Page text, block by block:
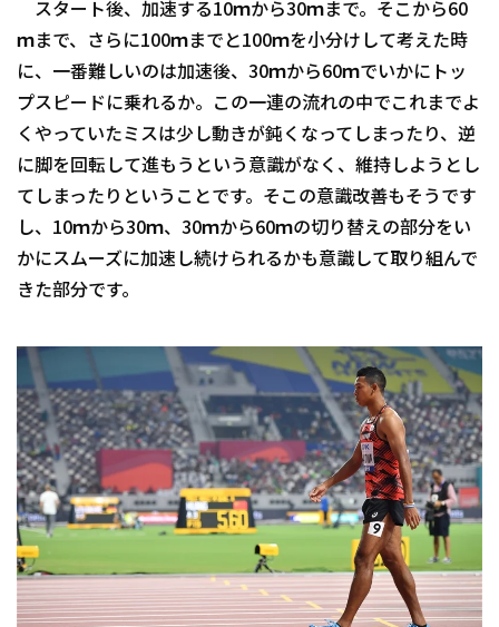
スタート後、加速する10ｍから30ｍまで。そこから60
ｍまで、さらに100ｍまでと100ｍを小分けして考えた時
に、一番難しいのは加速後、30ｍから60ｍでいかにトッ
プスピードに乗れるか。この一連の流れの中でこれまでよ
くやっていたミスは少し動きが鈍くなってしまったり、逆
に脚を回転して進もうという意識がなく、維持しようとし
てしまったりということです。そこの意識改善もそうです
し、10ｍから30ｍ、30ｍから60ｍの切り替えの部分をい
かにスムーズに加速し続けられるかも意識して取り組んで
きた部分です。